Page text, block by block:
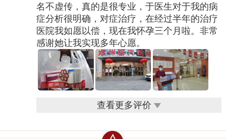
名不虚传，真的是很专业，于医生对于我的病
症分析很明确，对症治疗，在经过半年的治疗
医院我如愿以偿，现在我怀孕三个月啦。非常
感谢她让我实现多年心愿。
查看更多评价